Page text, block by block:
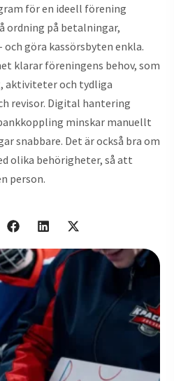
för en ideell förening
ordning på betalningar,
göra kassörsbyten enkla.
klarar föreningens behov, som
aktiviteter och tydliga
revisor. Digital hantering
minskar manuellt
snabbare. Det är också bra om
olika behörigheter, så att
person.